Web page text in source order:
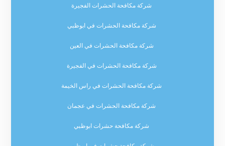
شركة مكافحة الحشرات الفجيرة
شركة مكافحة الحشرات في ابوظبي
شركة مكافحة الحشرات في العين
شركة مكافحة الحشرات في الفجيرة
شركة مكافحة الحشرات في راس الخيمة
شركة مكافحة الحشرات في عجمان
شركة مكافحة حشرات ابوظبي